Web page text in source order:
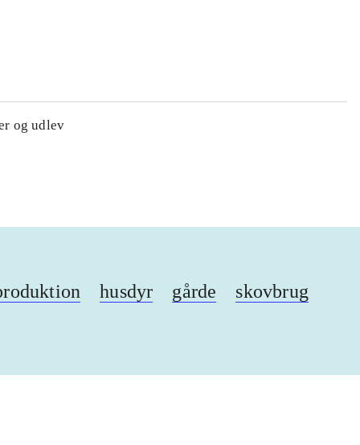
og udlev
husdyr gårde skovbrug